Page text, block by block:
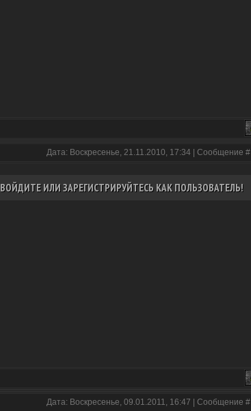
Дата: Воскресенье, 21.11.2010, 17:34 | Сообщение #
ВОЙДИТЕ ИЛИ ЗАРЕГИСТРИРУЙТЕСЬ КАК ПОЛЬЗОВАТЕЛЬ!
Дата: Воскресенье, 09.01.2011, 16:47 | Сообщение #